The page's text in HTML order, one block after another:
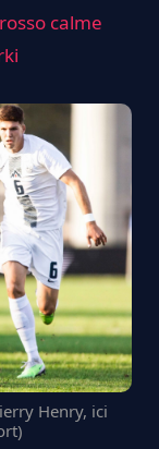
calme
Henry, ici